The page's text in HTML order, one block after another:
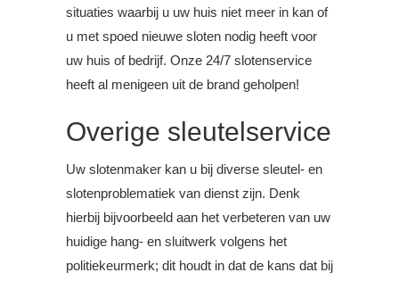
situaties waarbij u uw huis niet meer in kan of
u met spoed nieuwe sloten nodig heeft voor
uw huis of bedrijf. Onze 24/7 slotenservice
heeft al menigeen uit de brand geholpen!
Overige sleutelservice
Uw slotenmaker kan u bij diverse sleutel- en
slotenproblematiek van dienst zijn. Denk
hierbij bijvoorbeeld aan het verbeteren van uw
huidige hang- en sluitwerk volgens het
politiekeurmerk; dit houdt in dat de kans dat bij